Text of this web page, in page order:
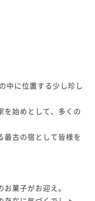
中に位置する少し珍し
を始めとして、多くの
最古の宿として皆様を
菓子がお迎え。